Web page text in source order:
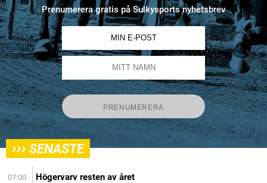
Prenumerera gratis på Sulkysports nyhetsbrev
››› SENASTE
07:00 Högervarv resten av året